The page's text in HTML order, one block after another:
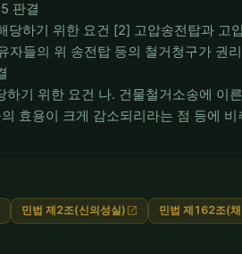
판결
당하기 위한 요건 [2] 고압송전탑과 고
자들의 위 송전탑 등의 철거청구가 권
기 위한 요건 나. 건물철거소송에 이
효용이 크게 감소되리라는 점 등에
민법 제2조(신의성실) open_in_new 민법 제162조(